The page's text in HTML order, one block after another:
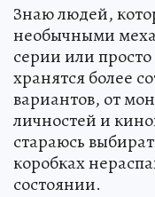
Знаю людей,
необычными
серии или
хранятся более
вариантов, от
личностей и
стараюсь
коробках
состоянии.